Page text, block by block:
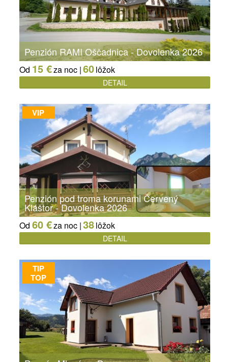
Penzión RAMI Oščadnica - Dovolenka 2026
Od 15 €za noc |60lôžok
DETAIL
VIP
Penzión pod troma korunami Červený
Kláštor - Dovolenka 2026
Od 60 €za noc |38lôžok
DETAIL
TIP
TOP